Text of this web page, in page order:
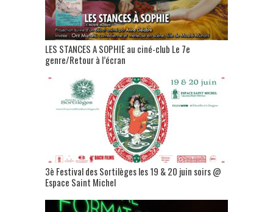
LES STANCES A SOPHIE au ciné-club Le 7e
genre/Retour à l’écran
3è Festival des Sortilèges les 19 & 20 juin soirs @
Espace Saint Michel